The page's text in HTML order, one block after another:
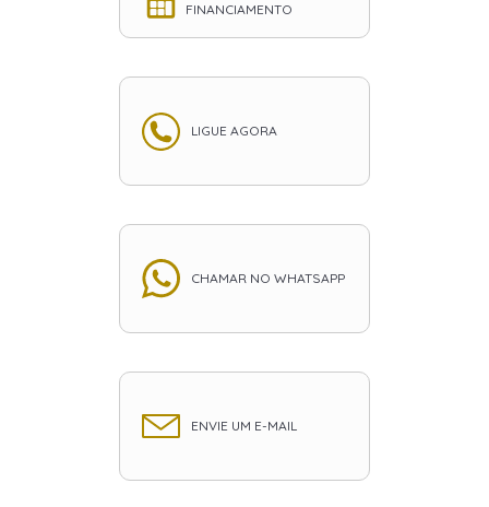
FINANCIAMENTO
LIGUE AGORA
CHAMAR NO WHATSAPP
ENVIE UM E-MAIL